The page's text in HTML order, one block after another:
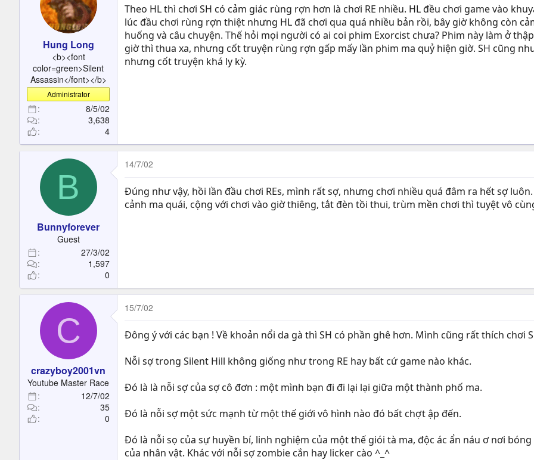
Hung Long
<b><font
color=green>Silent
Assassin</font></b>
Administrator
8/5/02
3,638
4
Theo HL thì chơi SH có cảm giác rùng rợn hơn là chơi RE nhiều. HL đều chơi game vào
lúc đầu chơi rùng rợn thiệt nhưng HL đã chơi qua quá nhiều bản rồi, bây giờ không còn
huống và câu chuyện. Thế hỏi mọi người có ai coi phim Exorcist chưa? Phim này làm ở
giờ thì thua xa, nhưng cốt truyện rùng rợn gấp mấy lần phim ma quỷ hiện giờ. SH cũng
nhưng cốt truyện khá ly kỳ.
B
Bunnyforever
Guest
27/3/02
1,597
0
14/7/02
Đúng như vậy, hồi lần đầu chơi REs, mình rất sợ, nhưng chơi nhiều quá đâm ra hết sợ
cảnh ma quái, cộng với chơi vào giờ thiêng, tắt đèn tồi thui, trùm mền chơi thì tuyệt vô
C
crazyboy2001vn
Youtube Master Race
12/7/02
35
0
15/7/02
Đông ý với các bạn ! Về khoản nổi da gà thì SH có phần ghê hơn. Mình cũng rất thích chơi
Nỗi sợ trong Silent Hill không giống như trong RE hay bất cứ game nào khác.
Đó là là nỗi sợ của sợ cô đơn : một mình bạn đi đi lại lại giữa một thành phố ma.
Đó là nỗi sợ một sức mạnh từ một thế giới vô hình nào đó bất chợt ập đến.
Đó là nỗi sọ của sự huyền bí, linh nghiệm của một thế giói tà ma, độc ác ẩn náu ơ nơi
của nhân vật. Khác với nỗi sợ zombie cắn hay licker cào ^_^